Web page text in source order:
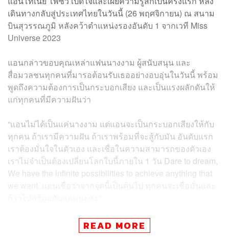
เดินทางกลับสู่ประเทศไทยในวันนี้ (26 พฤศจิกายน) ณ สนาม
บินสุวรรณภูมิ หลังคว้าตำแหน่งรองอันดับ 1 จากเวที Miss
Universe 2023
แอนกล่าวขอบคุณเหล่าแฟนนางงาม ผู้สนับสนุน และ
สื่อมวลชนทุกคนที่มารอต้อนรับเธออย่างอบอุ่นในวันนี้ พร้อม
พูดถึงความต้องการเป็นกระบอกเสียง และเป็นแรงผลักดันให้
แก่ทุกคนที่มีความฝันว่า
“แอนไม่ได้เป็นแค่นางงาม แต่แอนจะเป็นกระบอกเสียงให้กับ
ทุกคน ถ้าเรามีความฝัน ถ้าเราพร้อมที่จะสู้กับมัน อันดับแรก
เราต้องมั่นใจในตัวเอง และเชื่อในความสามารถของตัวเอง
เราไม่จำเป็นต้องเปลี่ยนโลกใบนี้ภายใน 1 วัน Dare to dream,
We have the infinite possibilities to achieve anything that
Miss Universe 2023
การประกวดนางงาม
แอนโทเนีย โพซิ้ว
นางงาม
READ MORE